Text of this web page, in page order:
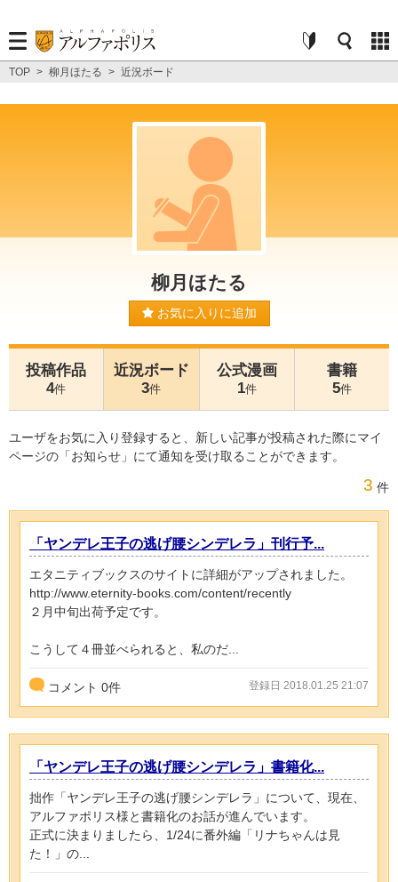
TOP > 柳月ほたる > 近況ボード
柳月ほたる
お気に入りに追加
投稿作品
4件
近況ボード
3件
公式漫画
1件
書籍
5件
ユーザをお気に入り登録すると、新しい記事が投稿された際にマイ
ページの「お知らせ」にて通知を受け取ることができます。
3 件
「ヤンデレ王子の逃げ腰シンデレラ」刊行予...
エタニティブックスのサイトに詳細がアップされました。
http://www.eternity-books.com/content/recently
２月中旬出荷予定です。
こうして４冊並べられると、私のだ...
コメント 0件 登録日 2018.01.25 21:07
「ヤンデレ王子の逃げ腰シンデレラ」書籍化...
拙作「ヤンデレ王子の逃げ腰シンデレラ」について、現在、
アルファポリス様と書籍化のお話が進んでいます。
正式に決まりましたら、1/24に番外編「リナちゃんは見
た！」の...